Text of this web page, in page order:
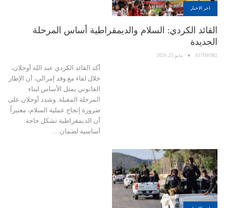
اخر الاخبار
القائد الكردي: السلام والديمقراطية أساس المرحلة
الجديدة
AUTHOR2 مايو 25, 2026
أكد القائد الكردي عبد الله أوجلان،
خلال لقاء مع وفد إمرالي، أن الإطار
القانوني يمثل الأساس لبناء
المرحلة المقبلة. وشدد أوجلان على
ضرورة إنجاح عملية السلام، معتبراً
أن الديمقراطية تشكل حاجة
أساسية لضمان…